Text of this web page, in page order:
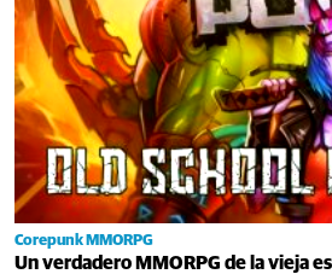
Corepunk MMORPG
Un verdadero MMORPG de la vieja